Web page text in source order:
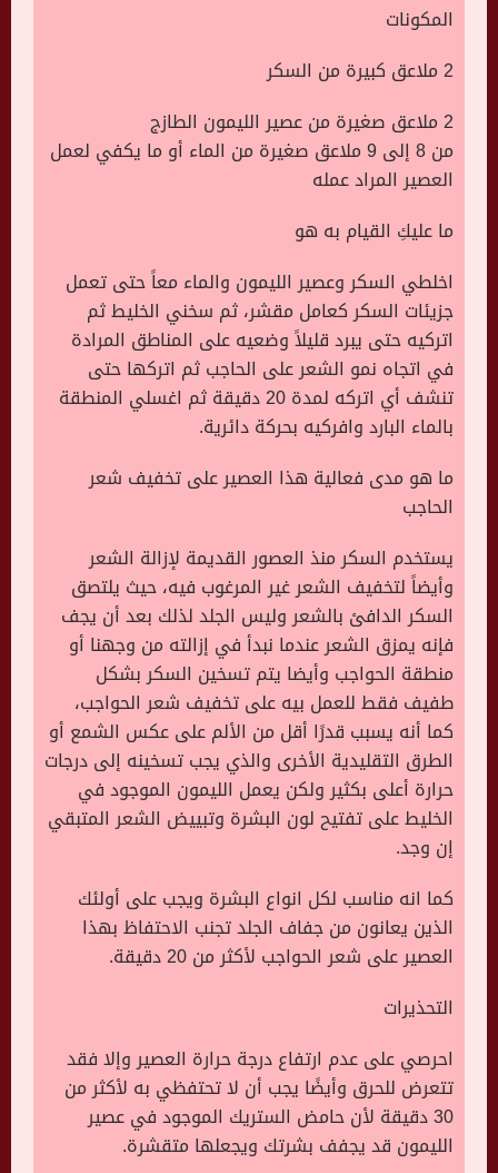
المكونات
2 ملاعق كبيرة من السكر
2 ملاعق صغيرة من عصير الليمون الطازج
من 8 إلى 9 ملاعق صغيرة من الماء أو ما يكفي لعمل
العصير المراد عمله
ما عليكِ القيام به هو
اخلطي السكر وعصير الليمون والماء معاً حتى تعمل
جزيئات السكر كعامل مقشر، ثم سخني الخليط ثم
اتركيه حتى يبرد قليلاً وضعيه على المناطق المرادة
في اتجاه نمو الشعر على الحاجب ثم اتركها حتى
تنشف أي اتركه لمدة 20 دقيقة ثم اغسلي المنطقة
بالماء البارد وافركيه بحركة دائرية.
ما هو مدى فعالية هذا العصير على تخفيف شعر
الحاجب
يستخدم السكر منذ العصور القديمة لإزالة الشعر
وأيضاً لتخفيف الشعر غير المرغوب فيه، حيث يلتصق
السكر الدافئ بالشعر وليس الجلد لذلك بعد أن يجف
فإنه يمزق الشعر عندما نبدأ في إزالته من وجهنا أو
منطقة الحواجب وأيضا يتم تسخين السكر بشكل
طفيف فقط للعمل بيه على تخفيف شعر الحواجب،
كما أنه يسبب قدرًا أقل من الألم على عكس الشمع أو
الطرق التقليدية الأخرى والذي يجب تسخينه إلى درجات
حرارة أعلى بكثير ولكن يعمل الليمون الموجود في
الخليط على تفتيح لون البشرة وتبييض الشعر المتبقي
إن وجد.
كما انه مناسب لكل انواع البشرة ويجب على أولئك
الذين يعانون من جفاف الجلد تجنب الاحتفاظ بهذا
العصير على شعر الحواجب لأكثر من 20 دقيقة.
التحذيرات
احرصي على عدم ارتفاع درجة حرارة العصير وإلا فقد
تتعرض للحرق وأيضًا يجب أن لا تحتفظي به لأكثر من
30 دقيقة لأن حامض الستريك الموجود في عصير
الليمون قد يجفف بشرتك ويجعلها متقشرة.